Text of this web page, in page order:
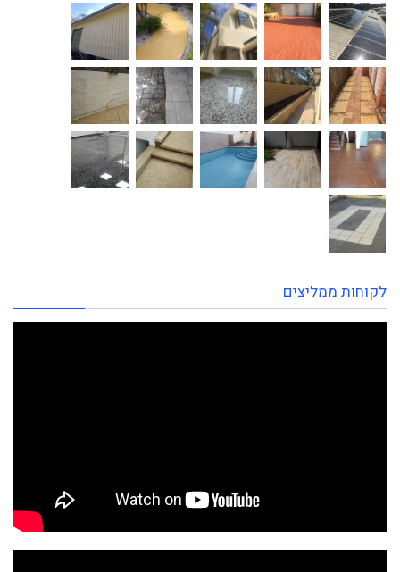
לקוחות ממליצים